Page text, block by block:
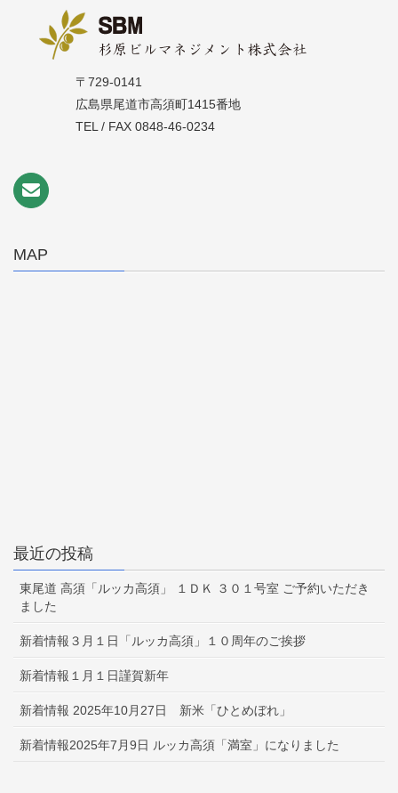
〒729-0141
広島県尾道市高須町1415番地
TEL / FAX 0848-46-0234
MAP
最近の投稿
東尾道 高須「ルッカ高須」 １ＤＫ ３０１号室 ご予約いただき
ました
新着情報３月１日「ルッカ高須」１０周年のご挨拶
新着情報１月１日謹賀新年
新着情報 2025年10月27日 新米「ひとめぼれ」
新着情報2025年7月9日 ルッカ高須「満室」になりました